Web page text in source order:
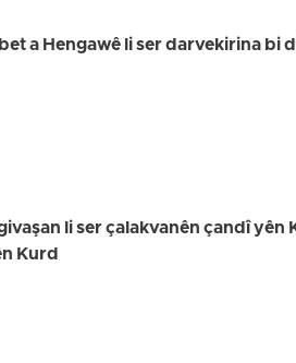
a Hengawê li ser darvekirina bi
li ser çalakvanên çandî
Kurd